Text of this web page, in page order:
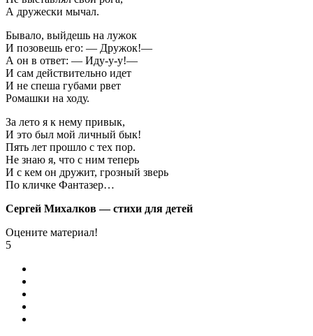
А дружески мычал.
Бывало, выйдешь на лужок
И позовешь его: — Дружок!—
А он в ответ: — Иду-у-у!—
И сам действительно идет
И не спеша губами рвет
Ромашки на ходу.
За лето я к нему привык,
И это был мой личный бык!
Пять лет прошло с тех пор.
Не знаю я, что с ним теперь
И с кем он дружит, грозный зверь
По кличке Фантазер…
Сергей Михалков — стихи для детей
Оцените материал!
5